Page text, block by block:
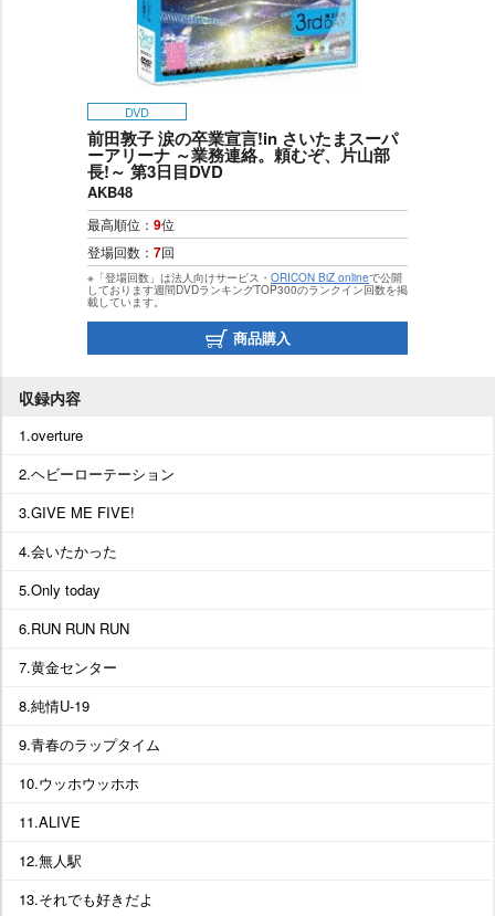
DVD
前田敦子 涙の卒業宣言!in さいたまスーパ
ーアリーナ ～業務連絡。頼むぞ、片山部
長!～ 第3日目DVD
AKB48
最高順位： 9位
登場回数： 7回
※「登場回数」は法人向けサービス・ ORICON BiZ onlineで公開
しております週間DVDランキングTOP300のランクイン回数を掲
載しています。
商品購入
収録内容
1.overture
2.ヘビーローテーション
3.GIVE ME FIVE!
4.会いたかった
5.Only today
6.RUN RUN RUN
7.黄金センター
8.純情U-19
9.青春のラップタイム
10.ウッホウッホホ
11.ALIVE
12.無人駅
13.それでも好きだよ